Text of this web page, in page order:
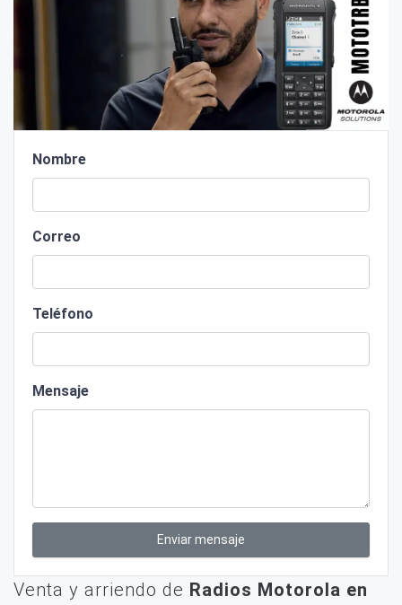
Nombre
Correo
Teléfono
Mensaje
Enviar mensaje
Venta y arriendo de Radios Motorola en